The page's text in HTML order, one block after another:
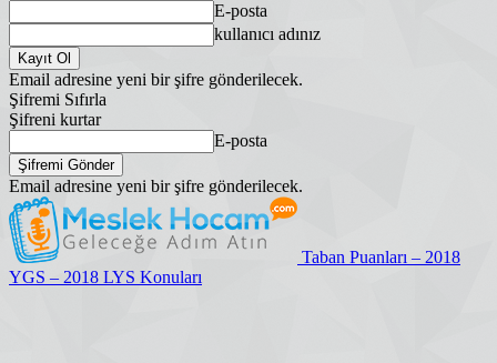
E-posta
kullanıcı adınız
Email adresine yeni bir şifre gönderilecek.
Şifremi Sıfırla
Şifreni kurtar
E-posta
Email adresine yeni bir şifre gönderilecek.
Taban Puanları – 2018
YGS – 2018 LYS Konuları